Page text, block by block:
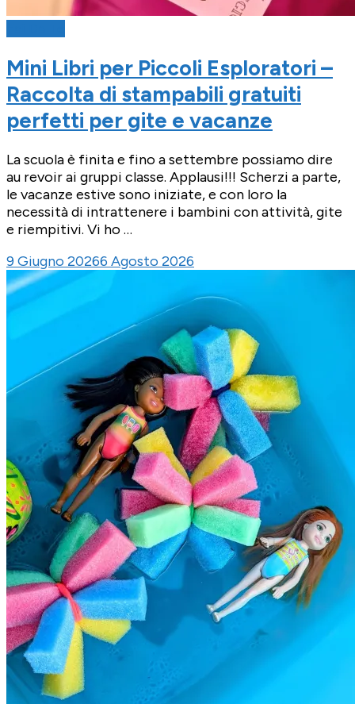
Mini Libri per Piccoli Esploratori –
Raccolta di stampabili gratuiti
perfetti per gite e vacanze
La scuola è finita e fino a settembre possiamo dire
au revoir ai gruppi classe. Applausi!!! Scherzi a parte,
le vacanze estive sono iniziate, e con loro la
necessità di intrattenere i bambini con attività, gite
e riempitivi. Vi ho …
9 Giugno 20266 Agosto 2026